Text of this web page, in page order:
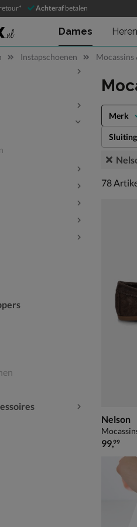
Achteraf betalen
Dames Heren
Instapschoenen Mocassins
Merk
Sluiting
78
78
Nelson
€ 99,99
99,99